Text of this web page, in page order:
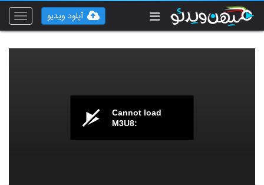
Toggle
آپلود ویدیو
Cannot load
M3U8: